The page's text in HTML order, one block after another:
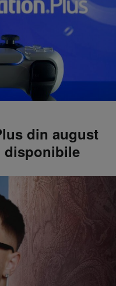
din august
disponibile